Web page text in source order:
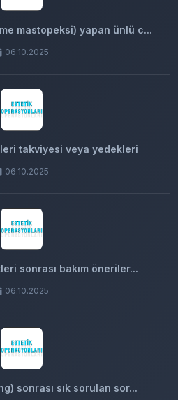
mastopeksi) yapan ünlü c...
06.10.2025
takviyesi veya yedekleri
06.10.2025
sonrası bakım öneriler...
06.10.2025
sonrası sık sorulan sor...